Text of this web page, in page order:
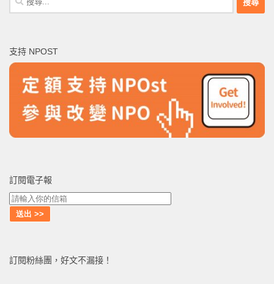
尋
字:
支持 NPOST
訂閱電子報
訂閱粉絲團，好文不漏接！